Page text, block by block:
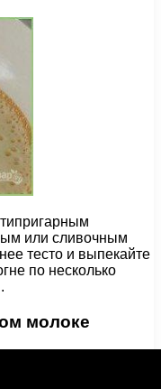
или сливочным
тесто и выпекайте
по несколько
молоке